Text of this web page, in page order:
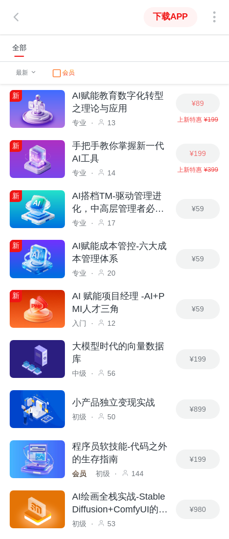
下载APP
全部
最新 会员
新
AI赋能教育数字化转型
之理论与应用
专业 · 13
¥89
上新特惠 ¥199
新
手把手教你掌握新一代
AI工具
专业 · 14
¥199
上新特惠 ¥399
新
AI搭档TM-驱动管理进
化，中高层管理者必备
技能
专业 · 17
¥59
新
AI赋能成本管控-六大成
本管理体系
专业 · 20
¥59
新
AI 赋能项目经理 -AI+P
MI人才三角
入门 · 12
¥59
大模型时代的向量数据
库
中级 · 56
¥199
小产品独立变现实战
初级 · 50
¥899
程序员软技能-代码之外
的生存指南
会员 初级 · 144
¥199
AI绘画全栈实战-Stable
Diffusion+ComfyUI的进
阶之路
初级 · 53
¥980